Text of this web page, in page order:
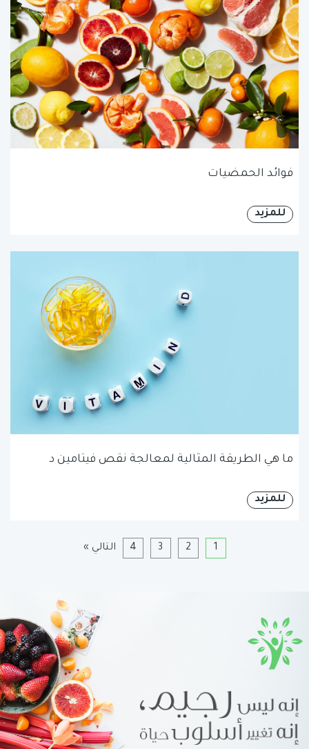
فوائد الحمضيات
للمزيد
ما هي الطريقة المثالية لمعالجة نقص فيتامين د
للمزيد
1
2
3
4 التالي »